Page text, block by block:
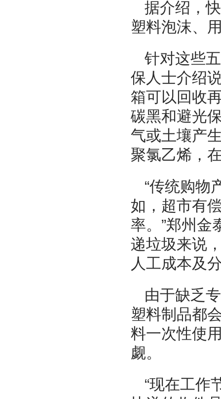
据介绍，
塑料泡沫、
针对这些
保人士介绍
箱可以回收
碳黑和避光
气或土壤产
聚氯乙烯，
“传统购物
如，超市有
率。”郑州金
递垃圾来说
人工成本及
由于缺乏
塑料制品都
料一次性使
觑。
“现在工作